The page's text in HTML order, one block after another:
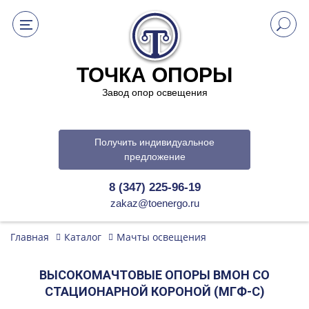
ТОЧКА ОПОРЫ
Завод опор освещения
Получить индивидуальное
предложение
8 (347) 225-96-19
zakaz@toenergo.ru
Главная Каталог Мачты освещения
ВЫСОКОМАЧТОВЫЕ ОПОРЫ ВМОН СО
СТАЦИОНАРНОЙ КОРОНОЙ (МГФ-С)